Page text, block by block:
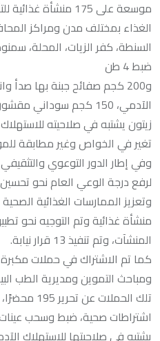
موسعة على 175
الغذاء بمختلف مدن ومراكز
السنطة، كفر الزيات، المحلة،
ضبط 4 طن
و200 كجم صفائح جبنة بها صدأ
تغير في الخواص وغير مطابقة
وفي إطار الدور التوعوي
لرفع درجة الوعي العام نحو تحسين
منشأة غذائية وتم التوجيه نحو
المنشآت، وتم تنفيذ 13 قرار نيابة.
كما تم الاشتراك في حملات
ومباحث التموين ومديرية الطب
تلك
اشتراطات صحية، ضبط وسحب عينات